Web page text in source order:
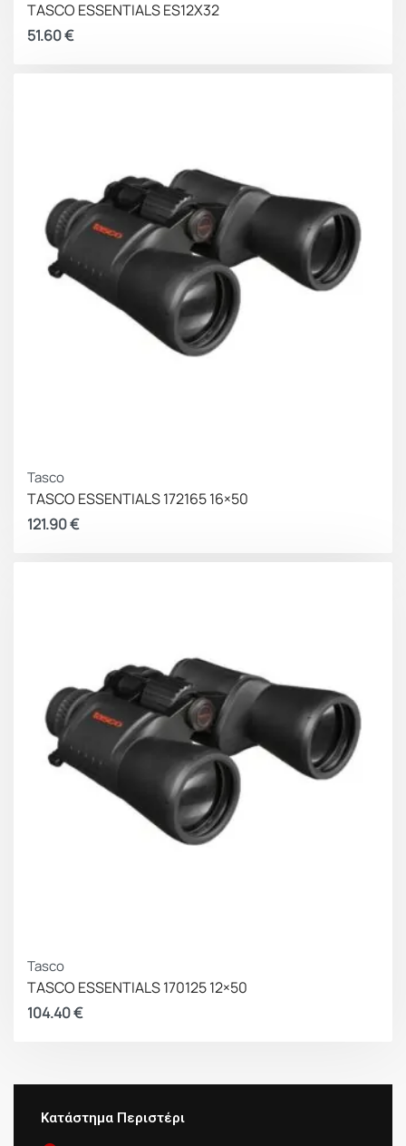
TASCO ESSENTIALS ES12X32
51.60€
Tasco
TASCO ESSENTIALS 172165 16×50
121.90€
Tasco
TASCO ESSENTIALS 170125 12×50
104.40€
Κατάστημα Περιστέρι